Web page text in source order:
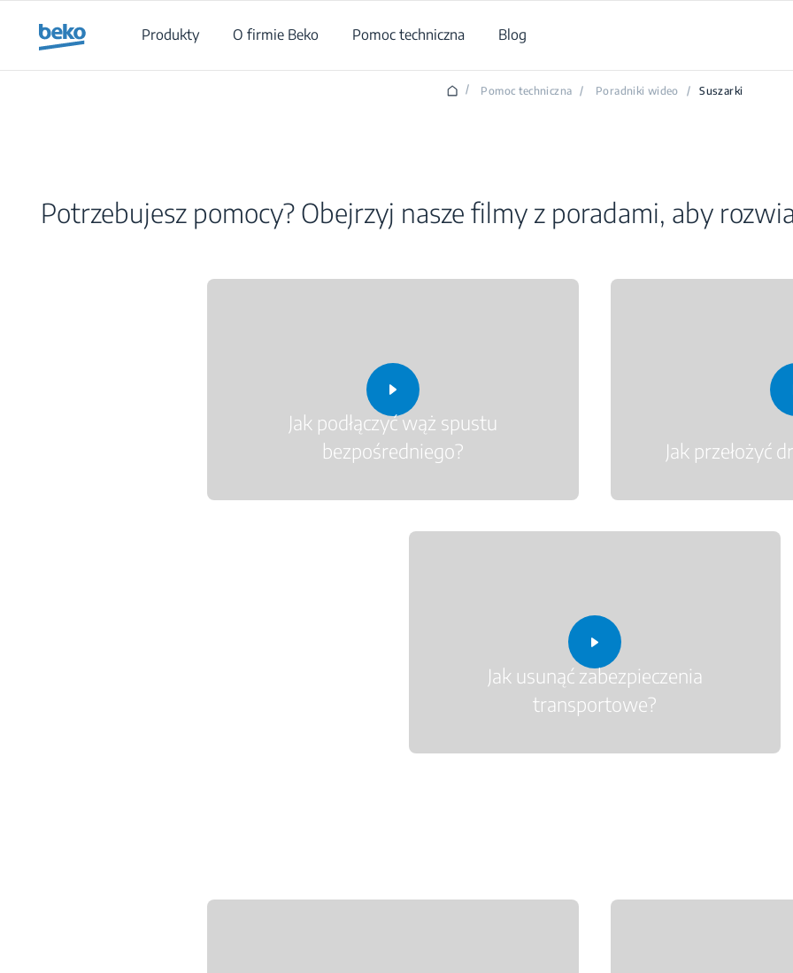
Produkty
O firmie Beko Pomoc techniczna Blog
/ Pomoc techniczna / Poradniki wideo / Suszarki
Potrzebujesz pomocy? Obejrzyj nasze filmy z poradami, aby
Jak podłączyć wąż spustu
bezpośredniego?
Jak przełożyć
Jak usunąć zabezpieczenia
transportowe?